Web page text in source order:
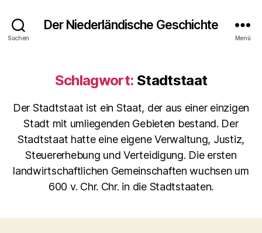
Suchen
Der Niederländische Geschichte
Menü
Schlagwort: Stadtstaat
Der Stadtstaat ist ein Staat, der aus einer einzigen
Stadt mit umliegenden Gebieten bestand. Der
Stadtstaat hatte eine eigene Verwaltung, Justiz,
Steuererhebung und Verteidigung. Die ersten
landwirtschaftlichen Gemeinschaften wuchsen um
600 v. Chr. Chr. in die Stadtstaaten.